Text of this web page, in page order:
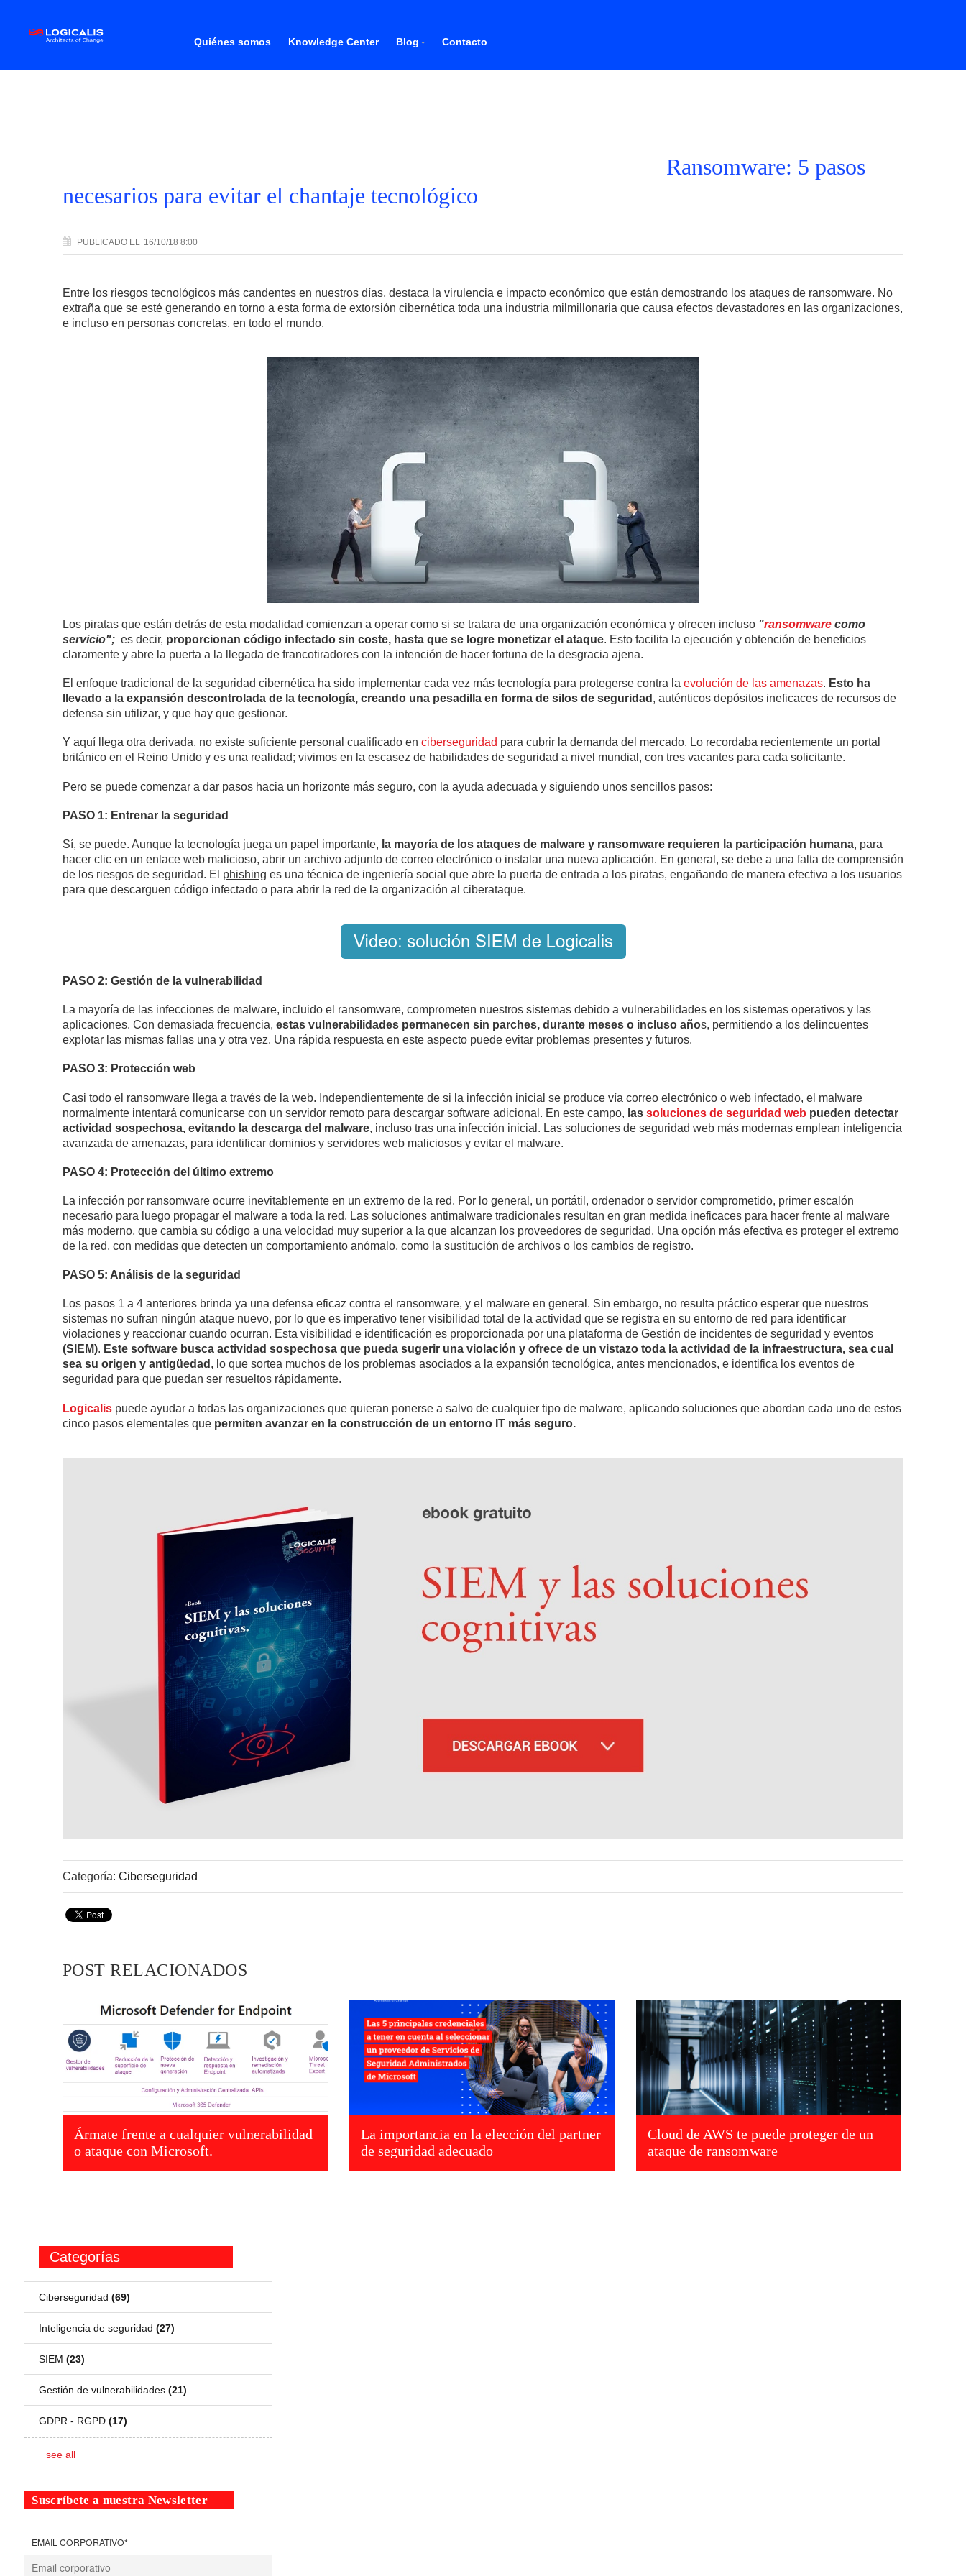
Quiénes somos Knowledge Center Blog Contacto
Ransomware: 5 pasos
necesarios para evitar el chantaje tecnológico
PUBLICADO EL 16/10/18 8:00
Entre los riesgos tecnológicos más candentes en nuestros días, destaca la virulencia e impacto económico que están demostrando los ataques de ransomware. No
extraña que se esté generando en torno a esta forma de extorsión cibernética toda una industria milmillonaria que causa efectos devastadores en las organizaciones,
e incluso en personas concretas, en todo el mundo.
Los piratas que están detrás de esta modalidad comienzan a operar como si se tratara de una organización económica y ofrecen incluso "ransomware como
servicio"; es decir, proporcionan código infectado sin coste, hasta que se logre monetizar el ataque. Esto facilita la ejecución y obtención de beneficios
claramente y abre la puerta a la llegada de francotiradores con la intención de hacer fortuna de la desgracia ajena.
El enfoque tradicional de la seguridad cibernética ha sido implementar cada vez más tecnología para protegerse contra la evolución de las amenazas. Esto ha
llevado a la expansión descontrolada de la tecnología, creando una pesadilla en forma de silos de seguridad , auténticos depósitos ineficaces de recursos de
defensa sin utilizar, y que hay que gestionar.
Y aquí llega otra derivada, no existe suficiente personal cualificado en ciberseguridad para cubrir la demanda del mercado. Lo recordaba recientemente un portal
británico en el Reino Unido y es una realidad; vivimos en la escasez de habilidades de seguridad a nivel mundial, con tres vacantes para cada solicitante.
Pero se puede comenzar a dar pasos hacia un horizonte más seguro, con la ayuda adecuada y siguiendo unos sencillos pasos:
PASO 1: Entrenar la seguridad
Sí, se puede. Aunque la tecnología juega un papel importante, la mayoría de los ataques de malware y ransomware requieren la participación humana, para
hacer clic en un enlace web malicioso, abrir un archivo adjunto de correo electrónico o instalar una nueva aplicación. En general, se debe a una falta de comprensión
de los riesgos de seguridad. El phishing es una técnica de ingeniería social que abre la puerta de entrada a los piratas, engañando de manera efectiva a los usuarios
para que descarguen código infectado o para abrir la red de la organización al ciberataque.
PASO 2: Gestión de la vulnerabilidad
La mayoría de las infecciones de malware, incluido el ransomware, comprometen nuestros sistemas debido a vulnerabilidades en los sistemas operativos y las
aplicaciones. Con demasiada frecuencia, estas vulnerabilidades permanecen sin parches, durante meses o incluso años, permitiendo a los delincuentes
explotar las mismas fallas una y otra vez. Una rápida respuesta en este aspecto puede evitar problemas presentes y futuros.
PASO 3: Protección web
Casi todo el ransomware llega a través de la web. Independientemente de si la infección inicial se produce vía correo electrónico o web infectado, el malware
normalmente intentará comunicarse con un servidor remoto para descargar software adicional. En este campo, las soluciones de seguridad web pueden detectar
actividad sospechosa, evitando la descarga del malware, incluso tras una infección inicial. Las soluciones de seguridad web más modernas emplean inteligencia
avanzada de amenazas, para identificar dominios y servidores web maliciosos y evitar el malware.
PASO 4: Protección del último extremo
La infección por ransomware ocurre inevitablemente en un extremo de la red. Por lo general, un portátil, ordenador o servidor comprometido, primer escalón
necesario para luego propagar el malware a toda la red. Las soluciones antimalware tradicionales resultan en gran medida ineficaces para hacer frente al malware
más moderno, que cambia su código a una velocidad muy superior a la que alcanzan los proveedores de seguridad. Una opción más efectiva es proteger el extremo
de la red, con medidas que detecten un comportamiento anómalo, como la sustitución de archivos o los cambios de registro.
PASO 5: Análisis de la seguridad
Los pasos 1 a 4 anteriores brinda ya una defensa eficaz contra el ransomware, y el malware en general. Sin embargo, no resulta práctico esperar que nuestros
sistemas no sufran ningún ataque nuevo, por lo que es imperativo tener visibilidad total de la actividad que se registra en su entorno de red para identificar
violaciones y reaccionar cuando ocurran. Esta visibilidad e identificación es proporcionada por una plataforma de Gestión de incidentes de seguridad y eventos
(SIEM). Este software busca actividad sospechosa que pueda sugerir una violación y ofrece de un vistazo toda la actividad de la infraestructura, sea cual
sea su origen y antigüedad , lo que sortea muchos de los problemas asociados a la expansión tecnológica, antes mencionados, e identifica los eventos de
seguridad para que puedan ser resueltos rápidamente.
Logicalis puede ayudar a todas las organizaciones que quieran ponerse a salvo de cualquier tipo de malware, aplicando soluciones que abordan cada uno de estos
cinco pasos elementales que permiten avanzar en la construcción de un entorno IT más seguro.
Categoría: Ciberseguridad
POST RELACIONADOS
Ármate frente a cualquier vulnerabilidad
o ataque con Microsoft.
La importancia en la elección del partner
de seguridad adecuado
Cloud de AWS te puede proteger de un
ataque de ransomware
Categorías
Ciberseguridad(69)
Inteligencia de seguridad(27)
SIEM(23)
Gestión de vulnerabilidades(21)
GDPR - RGPD(17)
see all
Suscríbete a nuestra Newsletter
EMAIL CORPORATIVO*